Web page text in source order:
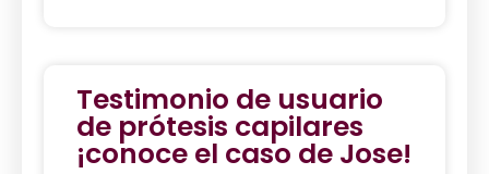
Testimonio de usuario
de prótesis capilares
¡conoce el caso de Jose!